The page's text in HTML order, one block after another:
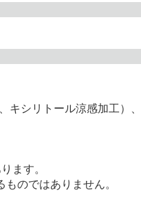
キシリトール涼感加工）
ます。
のではありません。